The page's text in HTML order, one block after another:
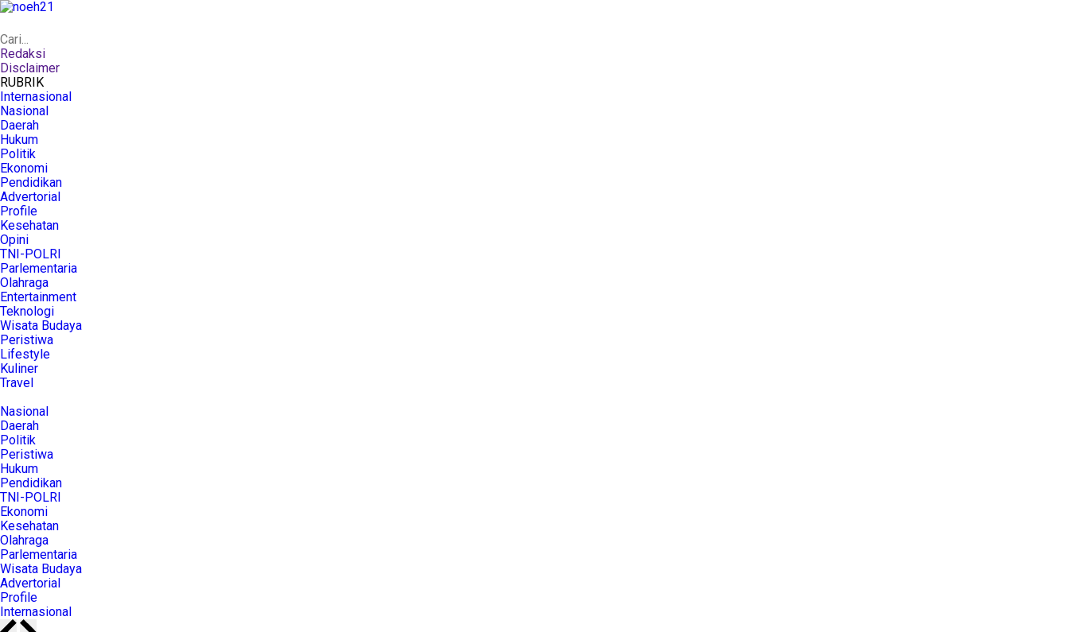
Redaksi
Disclaimer
RUBRIK
Internasional
Nasional
Daerah
Hukum
Politik
Ekonomi
Pendidikan
Advertorial
Profile
Kesehatan
Opini
TNI-POLRI
Parlementaria
Olahraga
Entertainment
Teknologi
Wisata Budaya
Peristiwa
Lifestyle
Kuliner
Travel
Nasional
Daerah
Politik
Peristiwa
Hukum
Pendidikan
TNI-POLRI
Ekonomi
Kesehatan
Olahraga
Parlementaria
Wisata Budaya
Advertorial
Profile
Internasional